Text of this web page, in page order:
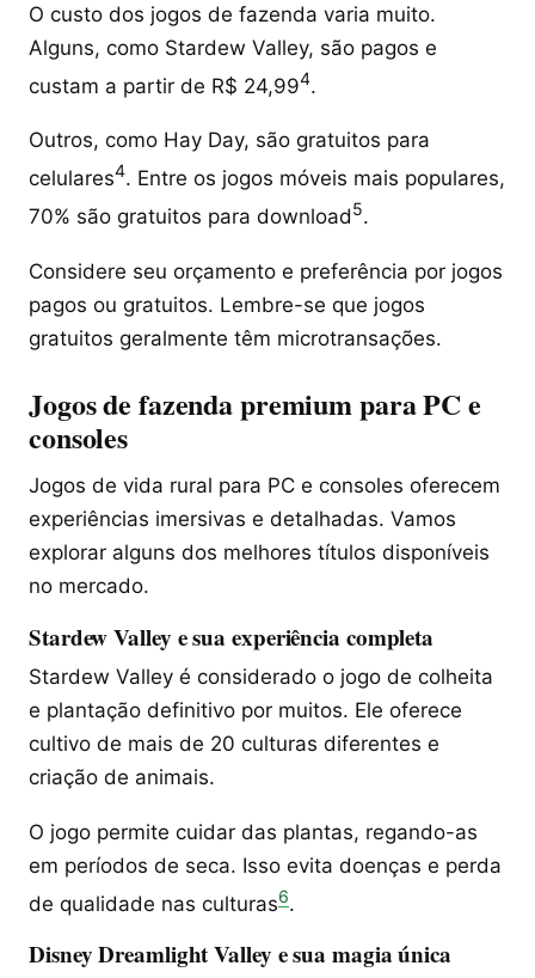
O custo dos jogos de fazenda varia muito.
Alguns, como Stardew Valley, são pagos e
custam a partir de R$ 24,994.
Outros, como Hay Day, são gratuitos para
celulares4. Entre os jogos móveis mais populares,
70% são gratuitos para download5.
Considere seu orçamento e preferência por jogos
pagos ou gratuitos. Lembre-se que jogos
gratuitos geralmente têm microtransações.
Jogos de fazenda premium para PC e
consoles
Jogos de vida rural para PC e consoles oferecem
experiências imersivas e detalhadas. Vamos
explorar alguns dos melhores títulos disponíveis
no mercado.
Stardew Valley e sua experiência completa
Stardew Valley é considerado o jogo de colheita
e plantação definitivo por muitos. Ele oferece
cultivo de mais de 20 culturas diferentes e
criação de animais.
O jogo permite cuidar das plantas, regando-as
em períodos de seca. Isso evita doenças e perda
de qualidade nas culturas6.
Disney Dreamlight Valley e sua magia única